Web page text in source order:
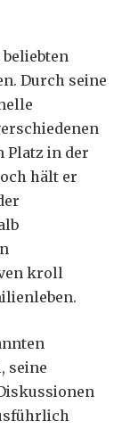
Durch seine
Platz in der
hält er
kroll
seine